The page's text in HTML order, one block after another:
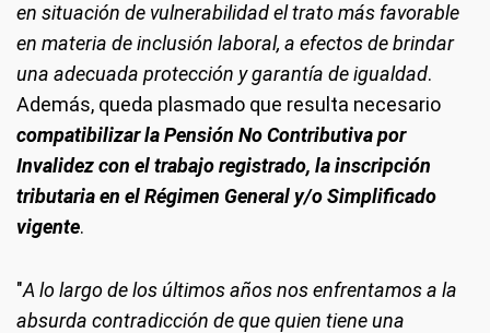
en situación de vulnerabilidad el trato más favorable
en materia de inclusión laboral, a efectos de brindar
una adecuada protección y garantía de igualdad.
Además, queda plasmado que resulta necesario
compatibilizar la Pensión No Contributiva por
Invalidez con el trabajo registrado, la inscripción
tributaria en el Régimen General y/o Simplificado
vigente.
"A lo largo de los últimos años nos enfrentamos a la
absurda contradicción de que quien tiene una